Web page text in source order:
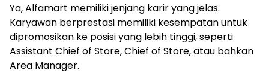
Ya, Alfamart memiliki jenjang karir yang jelas.
Karyawan berprestasi memiliki kesempatan untuk
dipromosikan ke posisi yang lebih tinggi, seperti
Assistant Chief of Store, Chief of Store, atau bahkan
Area Manager.